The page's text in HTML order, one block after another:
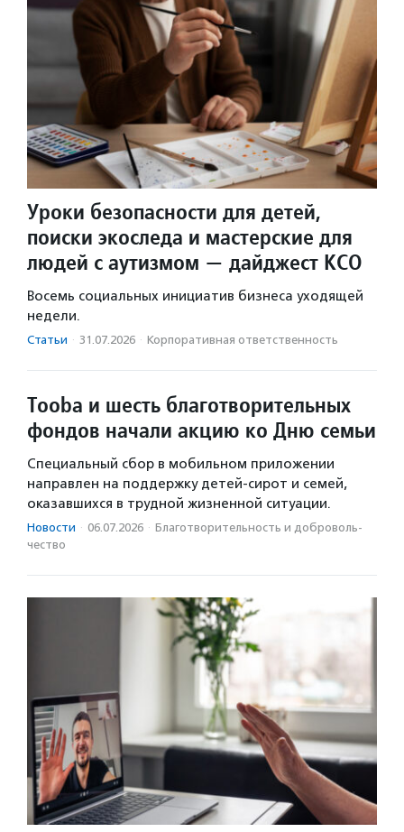
Уроки безопасности для детей,
поиски экоследа и мастерские для
людей с аутизмом — дайджест КСО
Восемь социальных инициатив бизнеса уходящей
недели.
Статьи · 31.07.2026 · Корпоративная ответственность
Tooba и шесть благотворительных
фондов начали акцию ко Дню семьи
Специальный сбор в мобильном приложении
направлен на поддержку детей-сирот и семей,
оказавшихся в трудной жизненной ситуации.
Новости · 06.07.2026 · Благотвори­тель­ность и доброволь­
чест­во